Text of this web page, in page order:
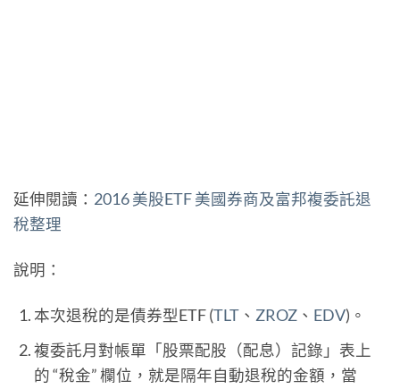
延伸閱讀： 2016 美股ETF 美國券商及富邦複委託退
稅整理
說明：
本次退稅的是債券型ETF (TLT、 ZROZ、 EDV)。
複委託月對帳單「股票配股（配息）記錄」表上
的 “稅金” 欄位，就是隔年自動退稅的金額，當